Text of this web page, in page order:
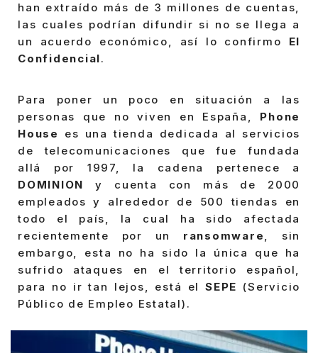
han extraído más de 3 millones de cuentas,
las cuales podrían difundir si no se llega a
un acuerdo económico, así lo confirmo El
Confidencial.
Para poner un poco en situación a las
personas que no viven en España, Phone
House es una tienda dedicada al servicios
de telecomunicaciones que fue fundada
allá por 1997, la cadena pertenece a
DOMINION
y cuenta con más de 2000
empleados y alrededor de 500 tiendas en
todo el país, la cual ha sido afectada
recientemente por un ransomware, sin
embargo, esta no ha sido la única que ha
sufrido ataques en el territorio español,
para no ir tan lejos, está elSEPE (Servicio
Público de Empleo Estatal).